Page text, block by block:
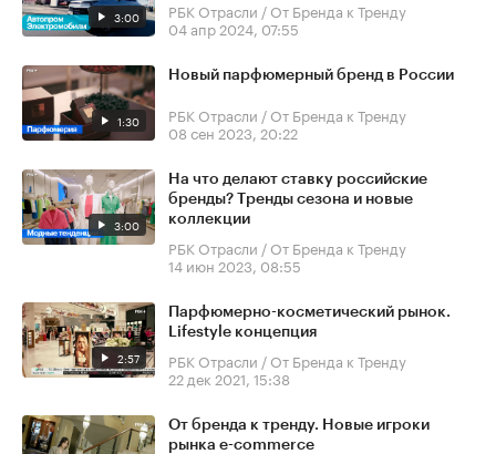
3:00
РБК Отрасли / От Бренда к Тренду
04 апр 2024, 07:55
1:30
Новый парфюмерный бренд в России
РБК Отрасли / От Бренда к Тренду
08 сен 2023, 20:22
3:00
На что делают ставку российские
бренды? Тренды сезона и новые
коллекции
РБК Отрасли / От Бренда к Тренду
14 июн 2023, 08:55
2:57
Парфюмерно-косметический рынок.
Lifestyle концепция
РБК Отрасли / От Бренда к Тренду
22 дек 2021, 15:38
От бренда к тренду. Новые игроки
рынка e-commerce